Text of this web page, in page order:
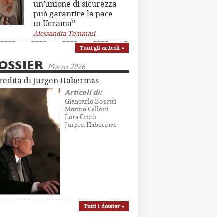
un’unione di sicurezza
può garantire la pace
in Ucraina”
Alessandra Tommasi
Tutti gli articoli »
Marzo 2026
di Jürgen Habermas
Articoli di:
Giancarlo Bosetti
Marina Calloni
Lara Crinò
Jürgen Habermas
Tutti i dossier »